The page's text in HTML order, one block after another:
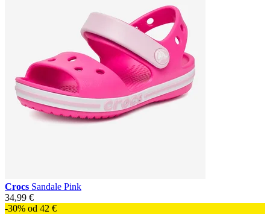
Crocs Sandale Pink
34,99 €
-30% od 42 €